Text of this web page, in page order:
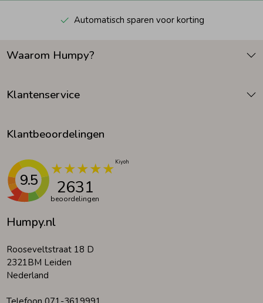
Automatisch sparen voor korting
Humpy.nl
Rooseveltstraat 18 D
2321BM Leiden
Nederland
Waarom Humpy?
Klantenservice
Klantbeoordelingen
9.5 2631
beoordelingen